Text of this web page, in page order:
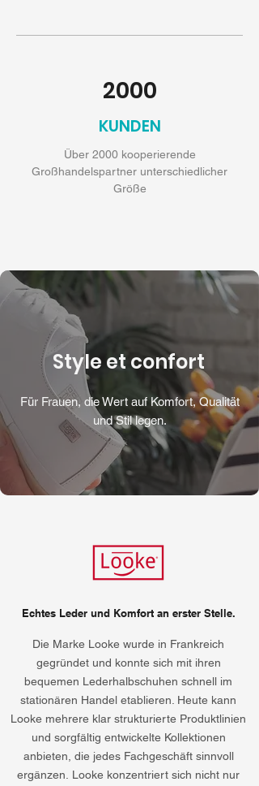
2000
KUNDEN
Über 2000 kooperierende
Großhandelspartner unterschiedlicher
Größe
Style et confort
Für Frauen, die Wert auf Komfort, Qualität
und Stil legen.
Echtes Leder und Komfort an erster Stelle.
Die Marke Looke wurde in Frankreich
gegründet und konnte sich mit ihren
bequemen Lederhalbschuhen schnell im
stationären Handel etablieren. Heute kann
Looke mehrere klar strukturierte Produktlinien
und sorgfältig entwickelte Kollektionen
anbieten, die jedes Fachgeschäft sinnvoll
ergänzen. Looke konzentriert sich nicht nur